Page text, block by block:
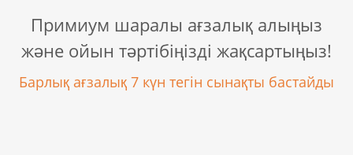
Примиум шаралы ағзалық алыңыз
және ойын тәртібіңізді жақсартыңыз!
Барлық ағзалық 7 күн тегін сынақты бастайды